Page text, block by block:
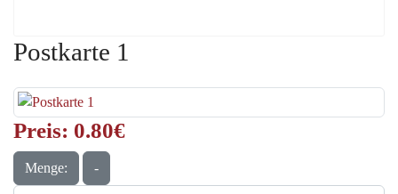
Postkarte 1
Preis: 0.80‎€
Menge: -